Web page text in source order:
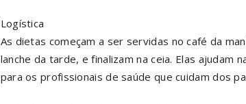
Logística
As dietas começam a ser servidas no café da
lanche da tarde, e finalizam na ceia. Elas ajudam
para os profissionais de saúde que cuidam dos